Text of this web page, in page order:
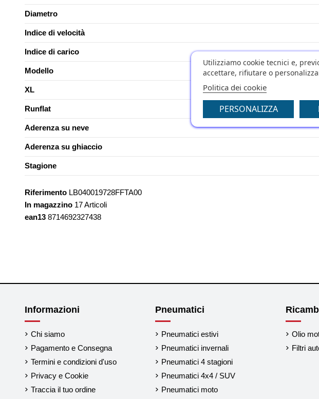
Diametro
Indice di velocità
Indice di carico
Modello
XL
Runflat
Aderenza su neve
Aderenza su ghiaccio
Stagione
Riferimento LB040019728FFTA00
In magazzino 17 Articoli
ean13 8714692327438
Informazioni
Chi siamo
Pagamento e Consegna
Termini e condizioni d'uso
Privacy e Cookie
Traccia il tuo ordine
Pneumatici
Pneumatici estivi
Pneumatici invernali
Pneumatici 4 stagioni
Pneumatici 4x4 / SUV
Pneumatici moto
Olio
Filtri
Utilizziamo cookie tecnici e,
accettare, rifiutare o
Politica dei cookie
PERSONALIZZA